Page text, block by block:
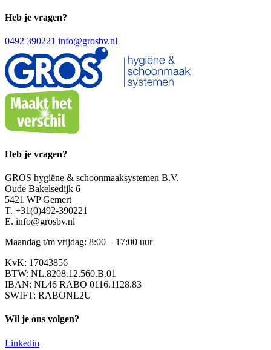
Heb je vragen?
0492 390221 info@grosbv.nl
Heb je vragen?
GROS hygiëne & schoonmaaksystemen B.V.
Oude Bakelsedijk 6
5421 WP Gemert
T. +31(0)492-390221
E. info@grosbv.nl
Maandag t/m vrijdag: 8:00 – 17:00 uur
KvK: 17043856
BTW: NL.8208.12.560.B.01
IBAN: NL46 RABO 0116.1128.83
SWIFT: RABONL2U
Wil je ons volgen?
Linkedin